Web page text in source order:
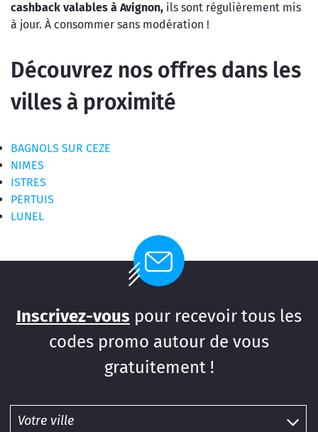
cashback valables à Avignon, ils sont régulièrement mis
à jour. À consommer sans modération !
Découvrez nos offres dans les
villes à proximité
BAGNOLS SUR CEZE
NIMES
ISTRES
PERTUIS
LUNEL
Inscrivez-vous pour recevoir tous les
codes promo autour de vous
gratuitement !